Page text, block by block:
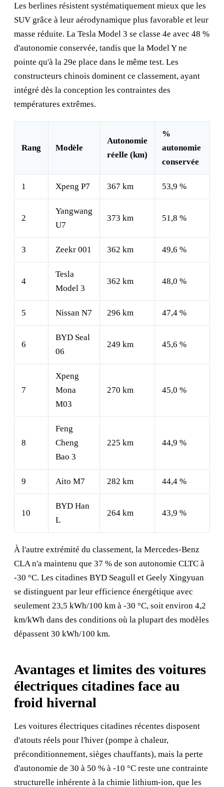
Les berlines résistent systématiquement mieux que les
SUV grâce à leur aérodynamique plus favorable et leur
masse réduite. La Tesla Model 3 se classe 4e avec 48 %
d'autonomie conservée, tandis que la Model Y ne
pointe qu'à la 29e place dans le même test. Les
constructeurs chinois dominent ce classement, ayant
intégré dès la conception les contraintes des
températures extrêmes.
Rang Modèle
Autonomie
réelle (km)
%
autonomie
conservée
1 Xpeng P7 367 km 53,9 %
2
Yangwang
U7
373 km 51,8 %
3 Zeekr 001 362 km 49,6 %
4
Tesla
Model 3
362 km 48,0 %
5 Nissan N7 296 km 47,4 %
6
BYD Seal
06
249 km 45,6 %
7
Xpeng
Mona
M03
270 km 45,0 %
8
Feng
Cheng
Bao 3
225 km 44,9 %
9 Aito M7 282 km 44,4 %
10
BYD Han
L
264 km 43,9 %
À l'autre extrémité du classement, la Mercedes-Benz
CLA n'a maintenu que 37 % de son autonomie CLTC à
-30 °C. Les citadines BYD Seagull et Geely Xingyuan
se distinguent par leur efficience énergétique avec
seulement 23,5 kWh/100 km à -30 °C, soit environ 4,2
km/kWh dans des conditions où la plupart des modèles
dépassent 30 kWh/100 km.
Avantages et limites des voitures
électriques citadines face au
froid hivernal
Les voitures électriques citadines récentes disposent
d'atouts réels pour l'hiver (pompe à chaleur,
préconditionnement, sièges chauffants), mais la perte
d'autonomie de 30 à 50 % à -10 °C reste une contrainte
structurelle inhérente à la chimie lithium-ion, que les